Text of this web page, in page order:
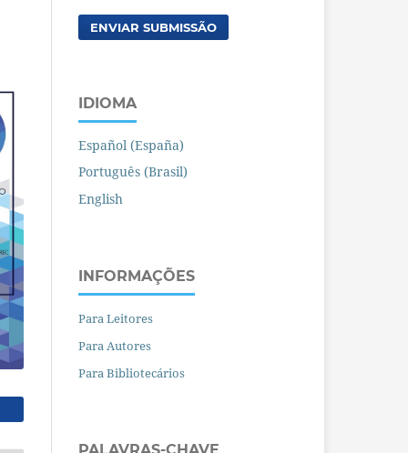
ENVIAR SUBMISSÃO
IDIOMA
Español (España)
Português (Brasil)
English
INFORMAÇÕES
Para Leitores
Para Autores
Para Bibliotecários